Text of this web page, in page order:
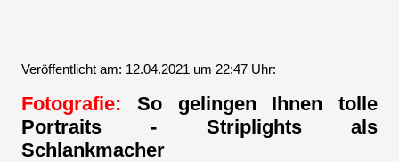
Veröffentlicht am: 12.04.2021 um 22:47 Uhr:
Fotografie: So gelingen Ihnen tolle
Portraits - Striplights als
Schlankmacher